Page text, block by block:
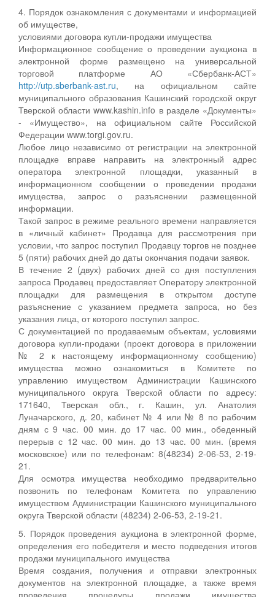
4. Порядок ознакомления с документами и информацией
об имуществе,
условиями договора купли-продажи имущества
Информационное сообщение о проведении аукциона в
электронной форме размещено на универсальной
торговой платформе АО «Сбербанк-АСТ»
http://utp.sberbank-ast.ru, на официальном сайте
муниципального образования Кашинский городской округ
Тверской области www.kashin.info в разделе «Документы»
- «Имущество», на официальном сайте Российской
Федерации www.torgi.gov.ru.
Любое лицо независимо от регистрации на электронной
площадке вправе направить на электронный адрес
оператора электронной площадки, указанный в
информационном сообщении о проведении продажи
имущества, запрос о разъяснении размещенной
информации.
Такой запрос в режиме реального времени направляется
в «личный кабинет» Продавца для рассмотрения при
условии, что запрос поступил Продавцу торгов не позднее
5 (пяти) рабочих дней до даты окончания подачи заявок.
В течение 2 (двух) рабочих дней со дня поступления
запроса Продавец предоставляет Оператору электронной
площадки для размещения в открытом доступе
разъяснение с указанием предмета запроса, но без
указания лица, от которого поступил запрос.
С документацией по продаваемым объектам, условиями
договора купли-продажи (проект договора в приложении
№ 2 к настоящему информационному сообщению)
имущества можно ознакомиться в Комитете по
управлению имуществом Администрации Кашинского
муниципального округа Тверской области по адресу:
171640, Тверская обл., г. Кашин, ул. Анатолия
Луначарского, д. 20, кабинет № 4 или № 8 по рабочим
дням с 9 час. 00 мин. до 17 час. 00 мин., обеденный
перерыв с 12 час. 00 мин. до 13 час. 00 мин. (время
московское) или по телефонам: 8(48234) 2-06-53, 2-19-
21.
Для осмотра имущества необходимо предварительно
позвонить по телефонам Комитета по управлению
имуществом Администрации Кашинского муниципального
округа Тверской области (48234) 2-06-53, 2-19-21.
5. Порядок проведения аукциона в электронной форме,
определения его победителя и место подведения итогов
продажи муниципального имущества
Время создания, получения и отправки электронных
документов на электронной площадке, а также время
проведения процедуры продажи имущества